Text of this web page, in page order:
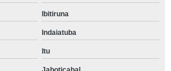
Ibitiruna
Indaiatuba
Itu